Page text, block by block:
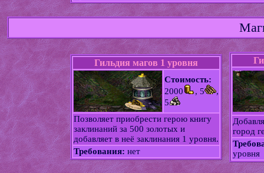
Гильдия магов 1 уровня
Стоимость:
2000
, 5
,
5
Позволяет приобрести герою книгу
заклинаний за 500 золотых и
добавляет в неё заклинания 1 уровня.
Требования: нет
город
уровня